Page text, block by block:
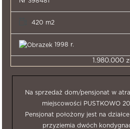
420 m2
1998 r.
1.980.000
Na sprzedaż dom/pensjonat w
miejscowości PUSTKOWO
Pensjonat położony jest na
przyziemia dwóch